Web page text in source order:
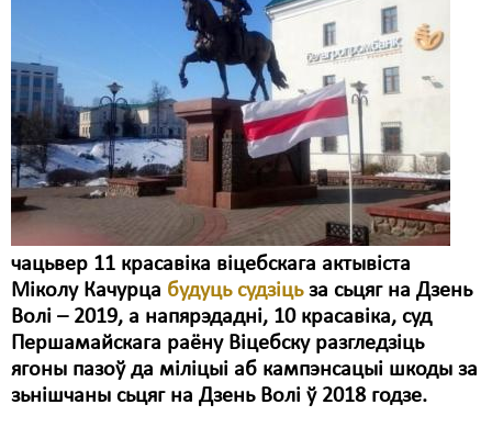
чацьвер 11 красавіка віцебскага актывіста
Міколу Качурца будуць судзіцьза сьцяг на Дзень
Волі – 2019, а напярэдадні, 10 красавіка, суд
Першамайскага раёну Віцебску разгледзіць
ягоны пазоў да міліцыі аб кампэнсацыі шкоды за
зьнішчаны сьцяг на Дзень Волі ў 2018 годзе.
Сьмяротнае пакараньне
Экалёгія
Правы працоўных
Сацыяльныя правы